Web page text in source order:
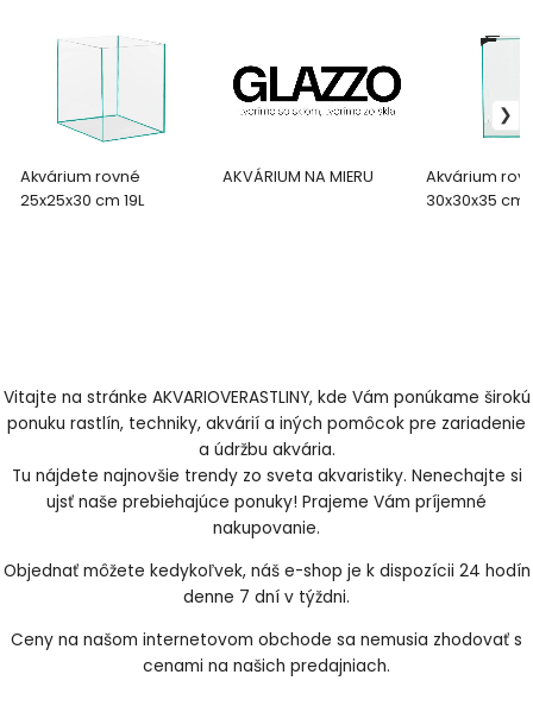
Akvárium rovné
25x25x30 cm 19L
AKVÁRIUM NA MIERU
Akvárium
30x30x35 cm
Vitajte na stránke AKVARIOVERASTLINY, kde Vám ponúkame širokú
ponuku rastlín, techniky, akvárií a iných pomôcok pre zariadenie
a údržbu akvária.
Tu nájdete najnovšie trendy zo sveta akvaristiky. Nenechajte si
ujsť naše prebiehajúce ponuky! Prajeme Vám príjemné
nakupovanie.
Objednať môžete kedykoľvek, náš e-shop je k dispozícii 24 hodín
denne 7 dní v týždni.
Ceny na našom internetovom obchode sa nemusia zhodovať s
cenami na našich predajniach.